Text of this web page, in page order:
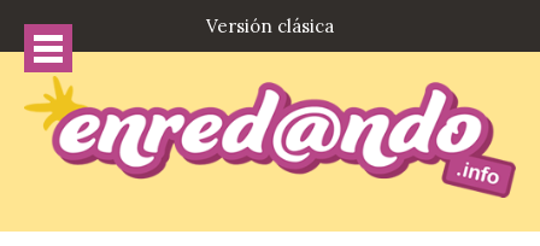
Versión clásica